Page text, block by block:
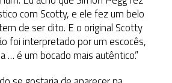
com Scotty, e ele fez um belo
de ser dito. E o original Scotty
foi interpretado por um escocês,
… é um bocado mais autêntico.”